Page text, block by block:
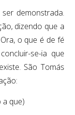
demonstrada.
dizendo que a
o que é de fé
se-ia que
São Tomás
que)